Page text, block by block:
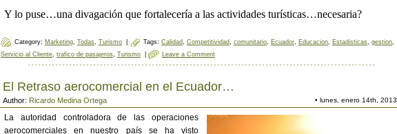
Y lo puse…una divagación que fortalecería a las actividades turísticas…necesaria?
Category: Marketing, Todas, Turismo Tags: Calidad, Competitividad, comunitario, Ecuador, Educacion, Estadisticas, gestion,
Servicio al Cliente, trafico de pasajeros, Turismo Leave a Comment
El Retraso aerocomercial en el Ecuador…
Author: Ricardo Medina Ortega • lunes, enero 14th, 2013
La autoridad controladora de las operaciones
aerocomerciales en nuestro país se ha visto